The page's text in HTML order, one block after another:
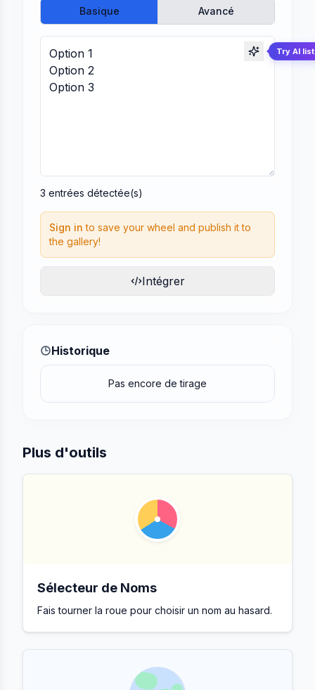
Basique Avancé
Try AI
3 entrées détectée(s)
Sign in to save your wheel and publish it to
the gallery!
Intégrer
Historique
Pas encore de tirage
Plus d'outils
Sélecteur de Noms
Fais tourner la roue pour choisir un nom au hasard.